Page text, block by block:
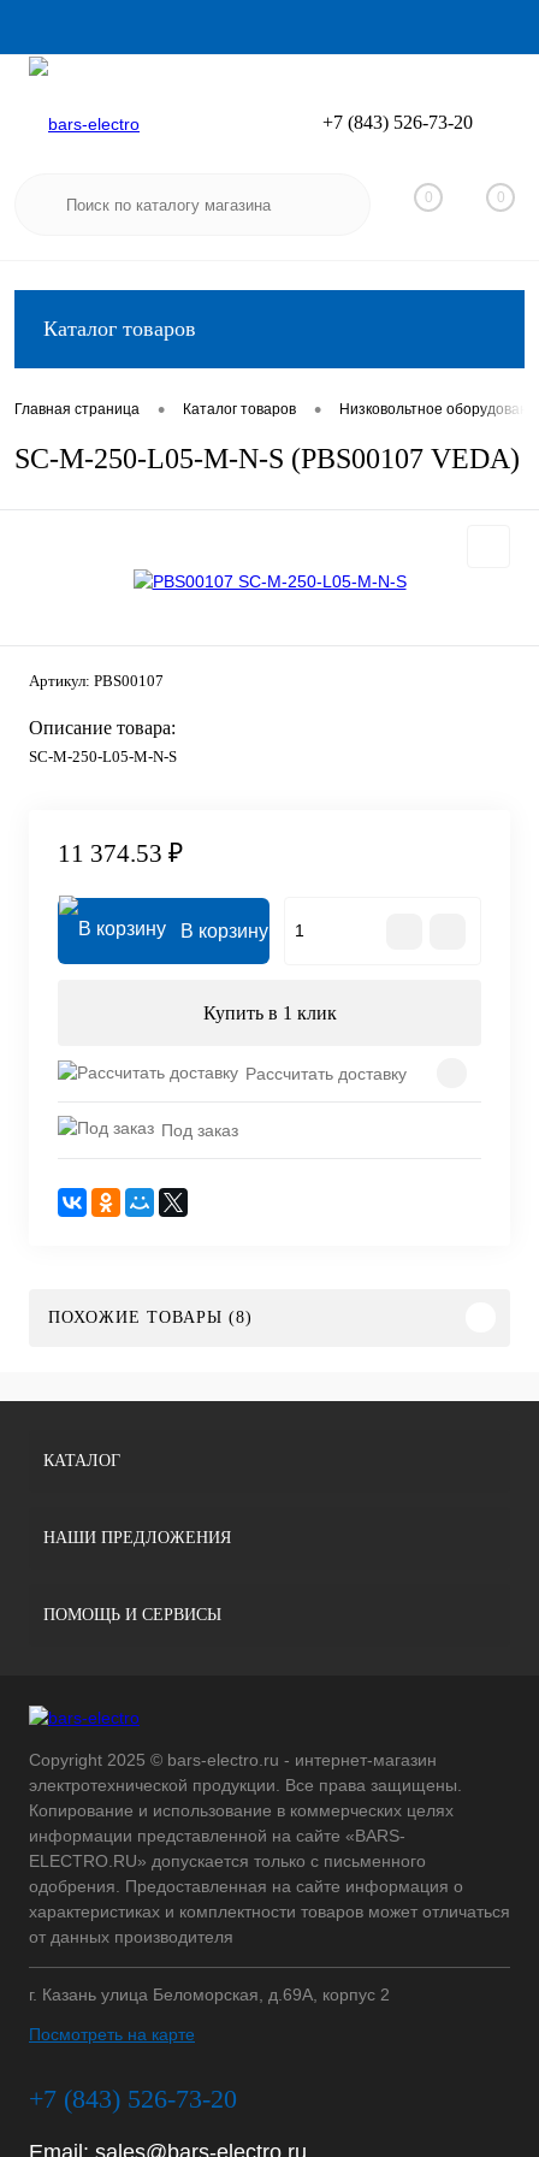
Вход
+7 (843) 526-73-20
0 0
Каталог товаров
Главная страница • Каталог товаров • Низковольтное
SC-M-250-L05-M-N-S (PBS00107 VEDA)
Артикул: PBS00107
Описание товара:
SC-M-250-L05-M-N-S
11 374.53 ₽
В корзину
Купить в 1 клик
Рассчитать доставку
Под заказ
ПОХОЖИЕ ТОВАРЫ (8)
КАТАЛОГ
НАШИ ПРЕДЛОЖЕНИЯ
ПОМОЩЬ И СЕРВИСЫ
Copyright 2025 © bars-electro.ru - интернет-магазин
электротехнической продукции. Все права защищены.
Копирование и использование в коммерческих целях
информации представленной на сайте «BARS-
ELECTRO.RU» допускается только с письменного
одобрения. Предоставленная на сайте информация о
характеристиках и комплектности товаров может отличаться
от данных производителя
г. Казань улица Беломорская, д.69А, корпус 2
Посмотреть на карте
+7 (843) 526-73-20
Email: sales@bars-electro.ru